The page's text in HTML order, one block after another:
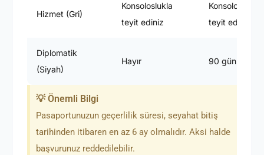
Hizmet (Gri)
Konsoloslukla
teyit ediniz
Konsoloslukla
teyit ediniz
Diplomatik
(Siyah)
Hayır 90 gün
💡 Önemli Bilgi
Pasaportunuzun geçerlilik süresi, seyahat bitiş
tarihinden itibaren en az 6 ay olmalıdır. Aksi halde
başvurunuz reddedilebilir.